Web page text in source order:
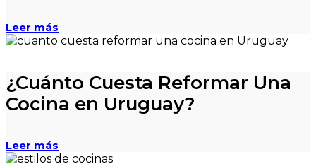
Leer más
¿Cuánto Cuesta Reformar Una
Cocina en Uruguay?
Leer más